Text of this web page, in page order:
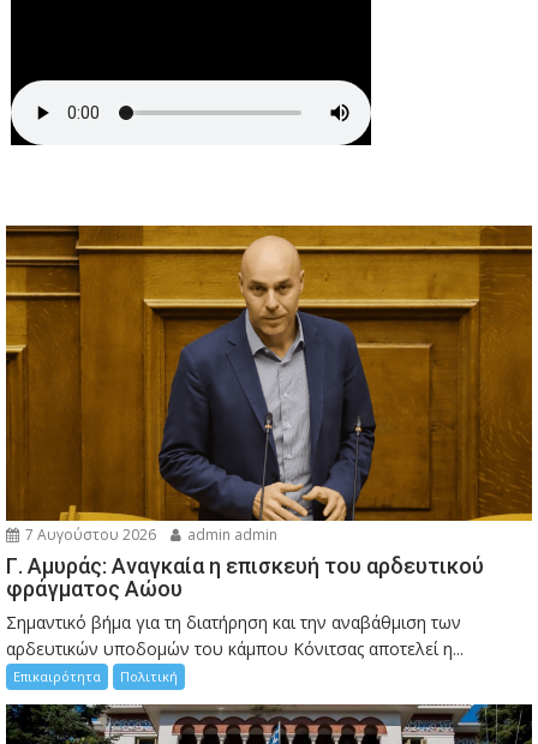
7 Αυγούστου 2026 admin admin
Γ. Αμυράς: Αναγκαία η επισκευή του αρδευτικού
φράγματος Αώου
Σημαντικό βήμα για τη διατήρηση και την αναβάθμιση των
αρδευτικών υποδομών του κάμπου Κόνιτσας αποτελεί η...
Επικαιρότητα Πολιτική